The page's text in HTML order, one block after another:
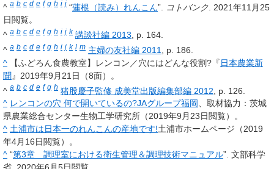
^ a b c d e f g h i j “蓮根（読み）れんこん”. コトバンク . 2021年11月25
日閲覧。
^ a b c d e f g h i j k 講談社編 2013 , p. 164.
^ a b c d e f g h i j k l m 主婦の友社編 2011
, p. 186.
^
【ふどろん食農教室】レンコン／穴にはどんな役割?『日本農業新
聞 』2019年9月21日（8面）。
^ a b c d e f g h 猪股慶子監修 成美堂出版編集部編 2012 , p. 126.
^ レンコンの穴 何で開いているの?JAグループ福岡、取材協力：茨城
県農業総合センター生物工学研究所（2019年9月23日閲覧）。
^ 土浦市は日本一のれんこんの産地です!土浦市ホームページ（2019
年4月16日閲覧）。
^ “第3章 調理室における衛生管理＆調理技術マニュアル”. 文部科学